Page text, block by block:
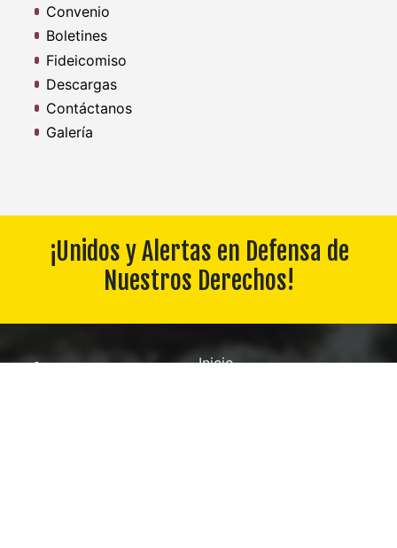
Convenio
Boletines
Fideicomiso
Descargas
Contáctanos
Galería
¡Unidos y Alertas en Defensa de
Nuestros Derechos!
Inicio